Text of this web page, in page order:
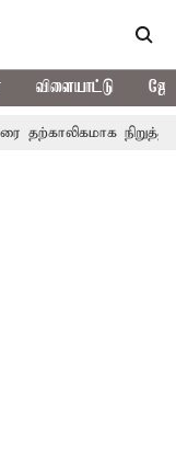
விளையாட்டு
நிறுத்தம்